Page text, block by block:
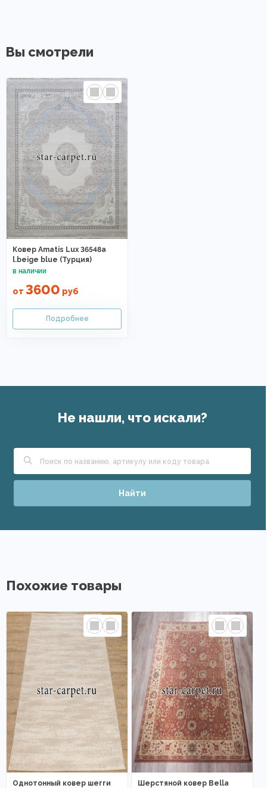
Вы смотрели
Ковер Amatis Lux 36548a
l.beige blue (Турция)
от 3600 руб
Не нашли, что искали?
Найти
Похожие товары
Однотонный ковер шегги
Шерстяной ковер Bella